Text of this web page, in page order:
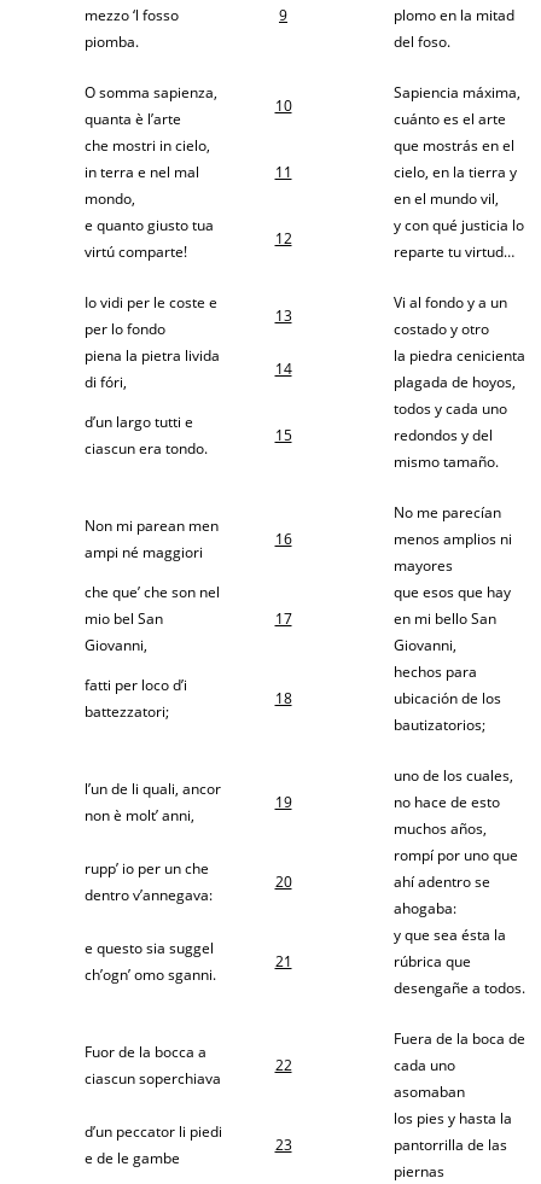
mezzo ‘l fosso
piomba.
9
plomo en la mitad
del foso.
O somma sapienza,
quanta è l’arte
10
Sapiencia máxima,
cuánto es el arte
che mostri in cielo,
in terra e nel mal
mondo,
11
que mostrás en el
cielo, en la tierra y
en el mundo vil,
e quanto giusto tua
virtú comparte!
12
y con qué justicia lo
reparte tu virtud…
Io vidi per le coste e
per lo fondo
13
Vi al fondo y a un
costado y otro
piena la pietra livida
di fóri,
14
la piedra cenicienta
plagada de hoyos,
d’un largo tutti e
ciascun era tondo.
15
todos y cada uno
redondos y del
mismo tamaño.
Non mi parean men
ampi né maggiori
16
No me parecían
menos amplios ni
mayores
che que’ che son nel
mio bel San
Giovanni,
17
que esos que hay
en mi bello San
Giovanni,
fatti per loco d’i
battezzatori;
18
hechos para
ubicación de los
bautizatorios;
l’un de li quali, ancor
non è molt’ anni,
19
uno de los cuales,
no hace de esto
muchos años,
rupp’ io per un che
dentro v’annegava:
20
rompí por uno que
ahí adentro se
ahogaba:
e questo sia suggel
ch’ogn’ omo sganni.
21
y que sea ésta la
rúbrica que
desengañe a todos.
Fuor de la bocca a
ciascun soperchiava
22
Fuera de la boca de
cada uno
asomaban
d’un peccator li piedi
e de le gambe
23
los pies y hasta la
pantorrilla de las
piernas